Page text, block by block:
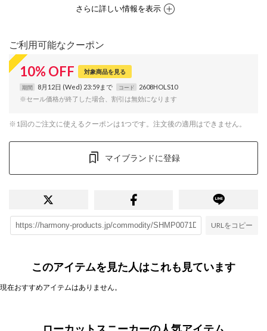
さらに詳しい情報を表示
ご利用可能なクーポン
10% OFF 対象商品を見る
期間 8月12日 (Wed) 23:59まで コード
2608HOLS10
※セール価格が終了した場合、割引は無効になります
※1回のご注文に使えるクーポンは1つです。注文後の適用はできません。
マイブランドに登録
URLをコピー
このアイテムを見た人はこれも見ています
現在おすすめアイテムはありません。